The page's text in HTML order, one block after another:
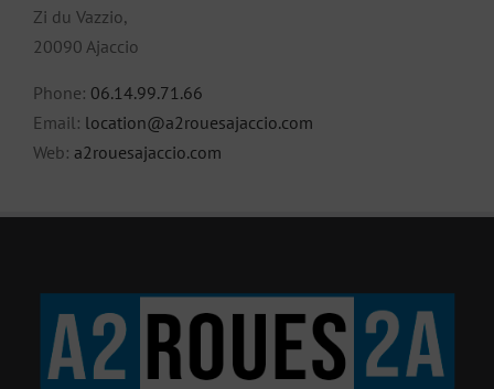
Zi du Vazzio,
20090 Ajaccio
Phone: 06.14.99.71.66
Email: location@a2rouesajaccio.com
Web: a2rouesajaccio.com